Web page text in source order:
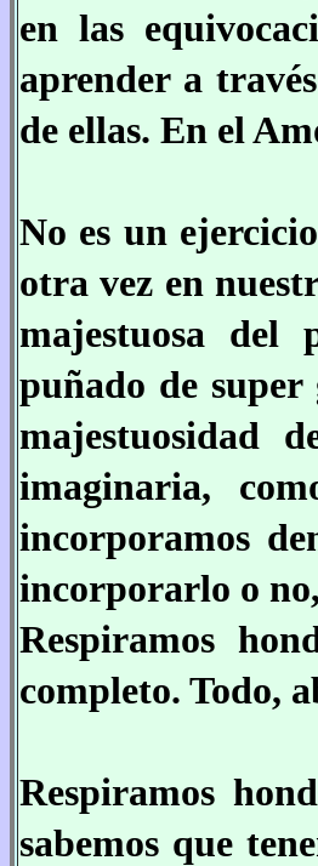
en las
aprender a
de ellas. En el
No es un
otra vez en
majestuosa del
puñado de
majestuosidad
imaginaria,
incorporamos
incorporarlo o
Respiramos
completo. Todo,
Respiramos
sabemos que